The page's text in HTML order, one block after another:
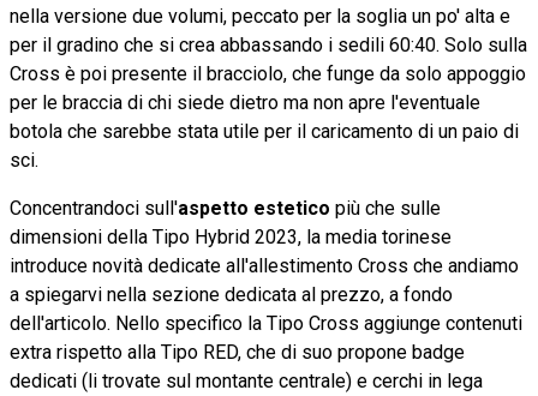
nella versione due volumi, peccato per la soglia un po' alta e
per il gradino che si crea abbassando i sedili 60:40. Solo sulla
Cross è poi presente il bracciolo, che funge da solo appoggio
per le braccia di chi siede dietro ma non apre l'eventuale
botola che sarebbe stata utile per il caricamento di un paio di
sci.
Concentrandoci sull'aspetto estetico più che sulle
dimensioni della Tipo Hybrid 2023, la media torinese
introduce novità dedicate all'allestimento Cross che andiamo
a spiegarvi nella sezione dedicata al prezzo, a fondo
dell'articolo. Nello specifico la Tipo Cross aggiunge contenuti
extra rispetto alla Tipo RED, che di suo propone badge
dedicati (li trovate sul montante centrale) e cerchi in lega